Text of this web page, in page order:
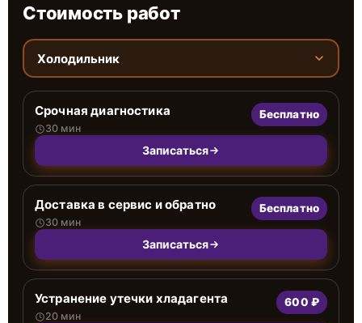
Стоимость работ
Холодильник
Срочная диагностика
30 мин
Бесплатно
Записаться
Доставка в сервис и обратно
30 мин
Бесплатно
Записаться
Устранение утечки хладагента
20 мин
600 ₽